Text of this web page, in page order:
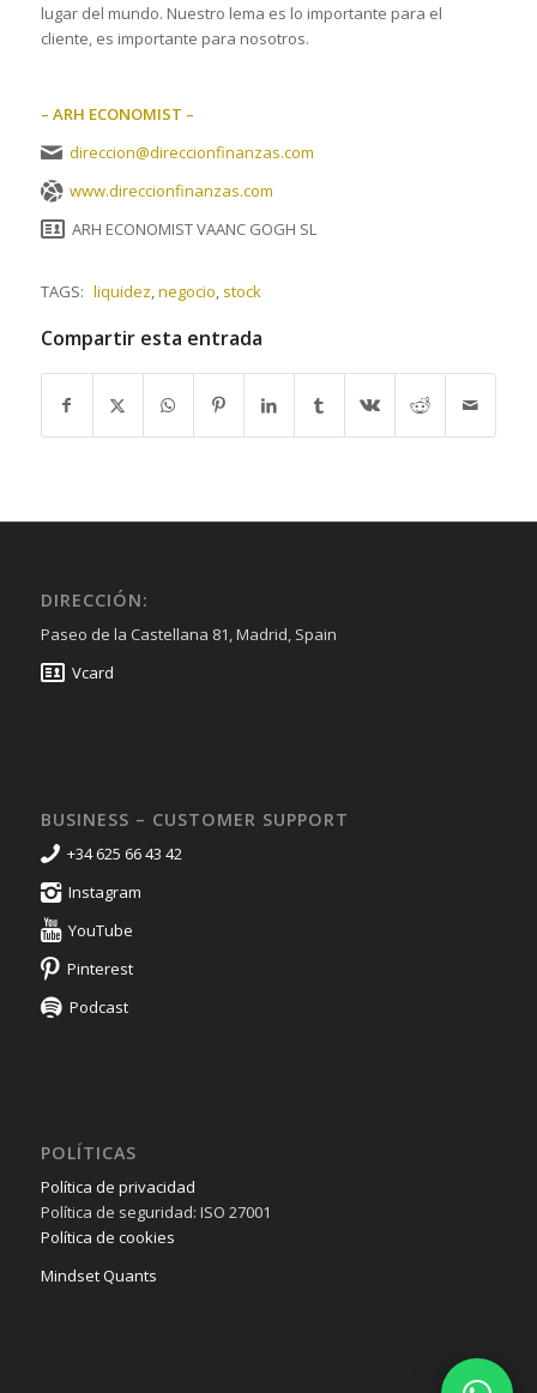
lugar del mundo. Nuestro lema es lo importante para el
cliente, es importante para nosotros.
– ARH ECONOMIST –
direccion@direccionfinanzas.com
www.direccionfinanzas.com
ARH ECONOMIST VAANC GOGH SL
TAGS: liquidez,negocio, stock
Compartir esta entrada
DIRECCIÓN:
Paseo de la Castellana 81, Madrid, Spain
Vcard
BUSINESS – CUSTOMER SUPPORT
+34 625 66 43 42
Instagram
YouTube
Pinterest
Podcast
POLÍTICAS
Política de privacidad
Política de seguridad: ISO 27001
Política de cookies
Mindset Quants